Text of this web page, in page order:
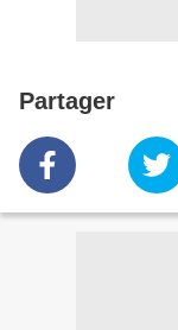
Partager